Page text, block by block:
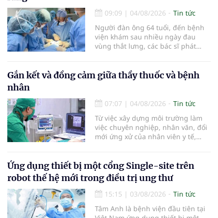
tiêu hóa - gan mật vừa diễn ra
ngày 1/8 tại Bệnh viện Đại học
quốc tế Hồng Bàng.
09:09 | 04/08/2026
Tin tức
Người đàn ông 64 tuổi, đến bệnh
viện khám sau nhiều ngày đau
vùng thắt lưng, các bác sĩ phát
biểu mô tế bào thận. Với khối u còn
ở giai đoạn sớm, người bệnh được
bằng phẫu thuật robot thay vì phải
cắt bỏ toàn bộ quả thận như trước
đây.
Gắn kết và đồng cảm giữa thầy thuốc và bệnh
nhân
07:07 | 04/08/2026
Tin tức
Từ việc xây dựng môi trường làm
việc chuyên nghiệp, nhân văn, đổi
mới ứng xử của nhân viên y tế,
đồng cảm, gắn kết cao giữa thầy
thuốc với bệnh nhân.
Ứng dụng thiết bị một cổng Single-site trên
robot thế hệ mới trong điều trị ung thư
15:15 | 03/08/2026
Tin tức
Tâm Anh là bệnh viện đầu tiên tại